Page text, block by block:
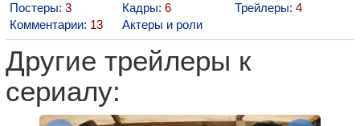
Постеры: 3 Кадры: 6 Трейлеры: 4
Комментарии: 13 Актеры и роли
Другие трейлеры к
сериалу: